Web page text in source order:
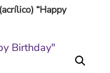
“Happy